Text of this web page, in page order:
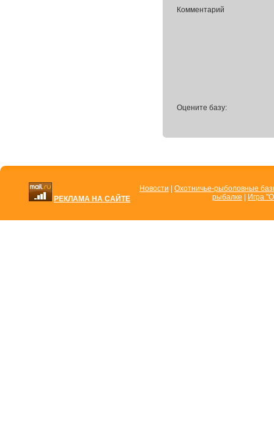
Комментарий
Оцените базу:
РЕКЛАМА НА САЙТЕ
Новости
Охотничье-рыболовные
рыбалке
Игра